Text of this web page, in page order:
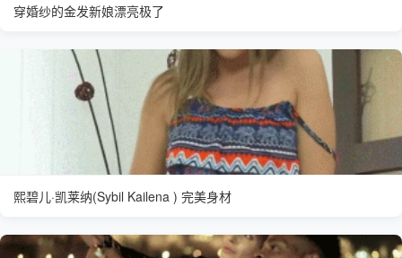
穿婚纱的金发新娘漂亮极了
熙碧儿·凯莱纳(Sybil Kailena ) 完美身材